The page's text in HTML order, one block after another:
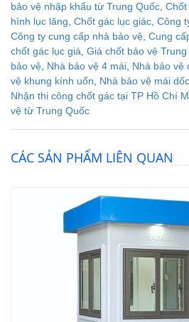
bảo vệ nhập khẩu từ Trung Quốc,
hình lục lăng, Chốt gác lục giác, Công
Công ty cung cấp nhà bảo vệ, Cung
chốt gác lục giá, Giá chốt bảo vệ
bảo vệ, Nhà bảo vệ 4 mái, Nhà bảo vệ
vệ khung kính uốn, Nhà bảo vệ mái dốc
Nhận thi công chốt gác tại TP Hồ Chí
vệ từ Trung Quốc
CÁC SẢN PHẨM LIÊN QUAN